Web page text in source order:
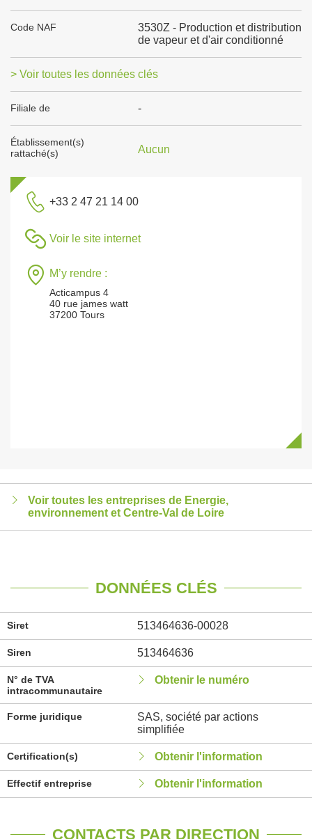
Code NAF
3530Z - Production et distribution
de vapeur et d'air conditionné
> Voir toutes les données clés
Filiale de -
Établissement(s)
rattaché(s)
Aucun
+33 2 47 21 14 00
Voir le site internet
M’y rendre :
Acticampus 4
40 rue james watt
37200 Tours
Voir toutes les entreprises de Energie,
environnement et Centre-Val de Loire
DONNÉES CLÉS
Siret 513464636-00028
Siren 513464636
N° de TVA
intracommunautaire
Obtenir le numéro
Forme juridique
SAS, société par actions
simplifiée
Certification(s) Obtenir l'information
Effectif entreprise Obtenir l'information
CONTACTS PAR DIRECTION